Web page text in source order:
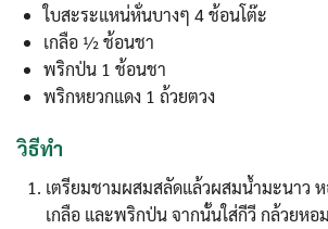
ใบสะระแหน่หั่นบางๆ 4 ช้อนโต๊ะ
เกลือ ½ ช้อนชา
พริกป่น 1 ช้อนชา
พริกหยวกแดง 1 ถ้วยตวง
วิธีทำ
เตรียมชามผสมสลัดแล้วผสมน้ำมะนาว
เกลือ และพริกป่น จากนั้นใส่กีวี กล้วยหอ